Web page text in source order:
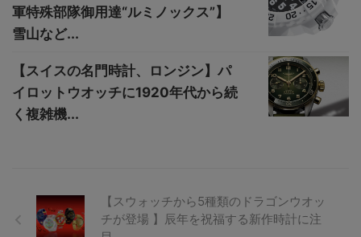
軍特殊部隊御用達“ルミノックス”】
雪山など...
【スイスの名門時計、ロンジン】パ
イロットウオッチに1920年代から続
く複雑機...
【スウォッチから5種類のドラゴンウオッ
チが登場 】辰年を祝福する新作時計に注